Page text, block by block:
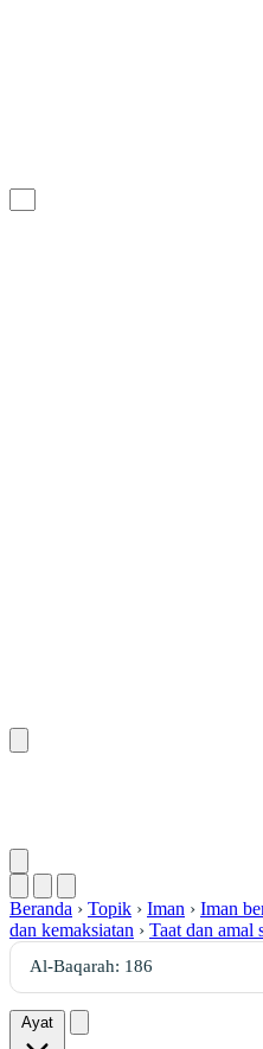
Beranda › Topik › Iman › Iman
dan kemaksiatan › Taat dan amal
Ayat